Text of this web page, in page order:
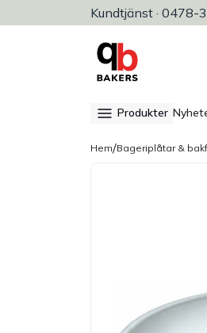
Kundtjänst · 0478-
Allt för
Produkter
Hem/Bageriplåtar &